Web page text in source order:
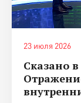
23 июля 2026
Сказано